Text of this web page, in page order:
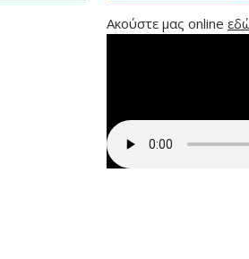
Ακούστε μας online